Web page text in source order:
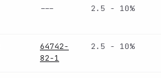
--- 2.5 - 10%
64742-
82-1
2.5 - 10%